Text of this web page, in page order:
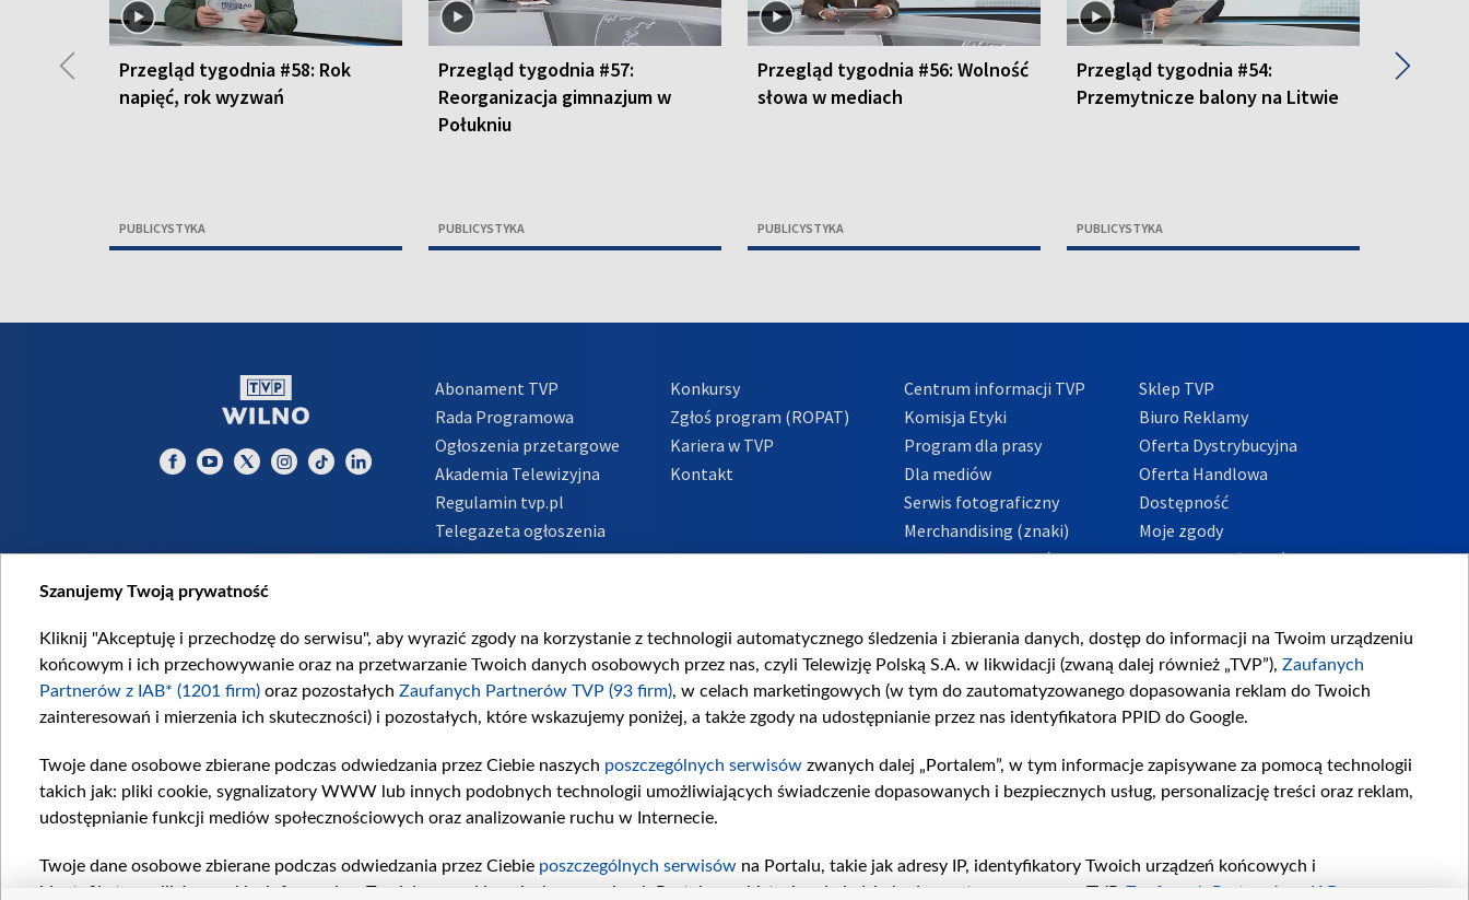
Przegląd tygodnia #58: Rok
napięć, rok wyzwań
PUBLICYSTYKA
Przegląd tygodnia #57:
Reorganizacja gimnazjum w
Połukniu
PUBLICYSTYKA
Przegląd tygodnia #56: Wolność
słowa w mediach
PUBLICYSTYKA
Przegląd tygodnia #54:
Przemytnicze balony na Litwie
PUBLICYSTYKA
◀ ▶
Abonament TVP
Rada Programowa
Ogłoszenia przetargowe
Akademia Telewizyjna
Regulamin tvp.pl
Telegazeta ogłoszenia
Informacje o nadawcy
Konkursy
Zgłoś program (ROPAT)
Kariera w TVP
Kontakt
Centrum informacji TVP
Komisja Etyki
Program dla prasy
Dla mediów
Serwis fotograficzny
Merchandising (znaki)
Polityka Prywatności
Sklep TVP
Biuro Reklamy
Oferta Dystrybucyjna
Oferta Handlowa
Dostępność
Moje zgody
Procedura zgłoszeń
Szanujemy Twoją prywatność
Kliknij "Akceptuję i przechodzę do serwisu", aby wyrazić zgody na korzystanie z technologii automatycznego śledzenia i zbierania danych, dostęp do informacji na Twoim urządzeniu
końcowym i ich przechowywanie oraz na przetwarzanie Twoich danych osobowych przez nas, czyli Telewizję Polską S.A. w likwidacji (zwaną dalej również „TVP”), Zaufanych
Partnerów z IAB* (1201 firm) oraz pozostałych Zaufanych Partnerów TVP (93 firm), w celach marketingowych (w tym do zautomatyzowanego dopasowania reklam do Twoich
zainteresowań i mierzenia ich skuteczności) i pozostałych, które wskazujemy poniżej, a także zgody na udostępnianie przez nas identyfikatora PPID do Google.
Twoje dane osobowe zbierane podczas odwiedzania przez Ciebie naszych poszczególnych serwisów zwanych dalej „Portalem”, w tym informacje zapisywane za pomocą technologii
takich jak: pliki cookie, sygnalizatory WWW lub innych podobnych technologii umożliwiających świadczenie dopasowanych i bezpiecznych usług, personalizację treści oraz reklam,
udostępnianie funkcji mediów społecznościowych oraz analizowanie ruchu w Internecie.
Twoje dane osobowe zbierane podczas odwiedzania przez Ciebie poszczególnych serwisów na Portalu, takie jak adresy IP, identyfikatory Twoich urządzeń końcowych i
identyfikatory plików cookie, informacje o Twoich wyszukiwaniach w serwisach Portalu czy historia odwiedzin będą przetwarzane przez TVP, Zaufanych Partnerów z IAB